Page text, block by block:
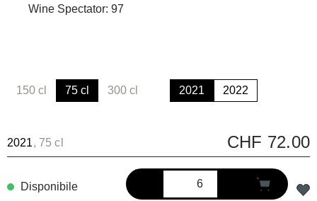
Wine Spectator: 97
150 cl 75 cl 300 cl 2021 2022
2021, 75 cl CHF 72.00
Disponibile